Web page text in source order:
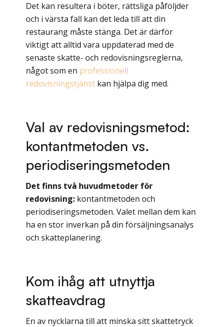
Det kan resultera i böter, rättsliga påföljder
och i värsta fall kan det leda till att din
restaurang måste stänga. Det är därför
viktigt att alltid vara uppdaterad med de
senaste skatte- och redovisningsreglerna,
något som en professionell
redovisningstjänst kan hjälpa dig med.
Val av redovisningsmetod:
kontantmetoden vs.
periodiseringsmetoden
Det finns två huvudmetoder för
redovisning: kontantmetoden och
periodiseringsmetoden. Valet mellan dem kan
ha en stor inverkan på din försäljningsanalys
och skatteplanering.
Kom ihåg att utnyttja
skatteavdrag
En av nycklarna till att minska sitt skattetryck